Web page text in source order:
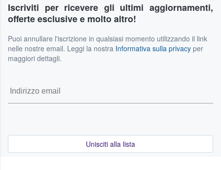
Iscriviti per ricevere gli ultimi aggiornamenti,
offerte esclusive e molto altro!
Puoi annullare l'iscrizione in qualsiasi momento utilizzando il link
nelle nostre email. Leggi la nostra Informativa sulla privacy per
maggiori dettagli.
Unisciti alla lista